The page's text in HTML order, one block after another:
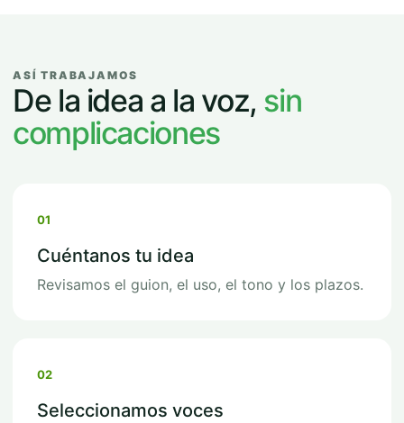
ASÍ TRABAJAMOS
De la idea a la voz, sin
complicaciones
01
Cuéntanos tu idea
Revisamos el guion, el uso, el tono y los plazos.
02
Seleccionamos voces